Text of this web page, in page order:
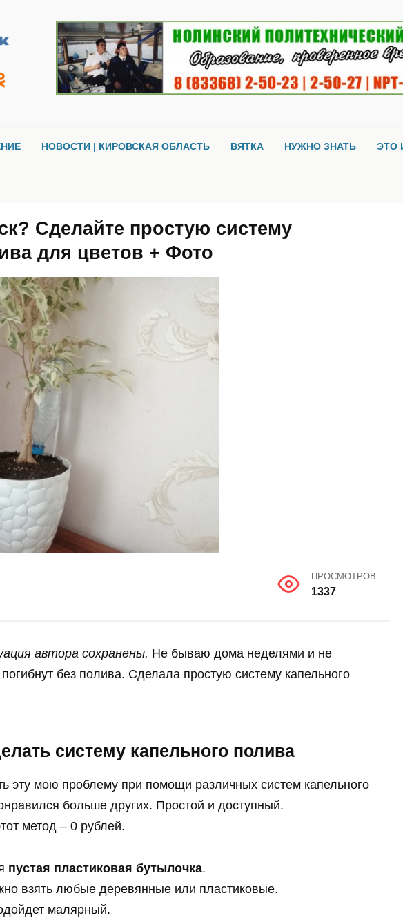
НОВОСТИ | КИРОВСКАЯ ОБЛАСТЬ ВЯТКА НУЖНО ЗНАТЬ ЭТО
Сделайте простую систему
для цветов + Фото
ПРОСМОТРОВ
1337
автора сохранены. Не бываю дома неделями и не
без полива. Сделала простую систему капельного
систему капельного полива
эту мою проблему при помощи различных систем капельного
больше других. Простой и доступный.
метод – 0 рублей.
пустая пластиковая бутылочка.
взять любые деревянные или пластиковые.
малярный.